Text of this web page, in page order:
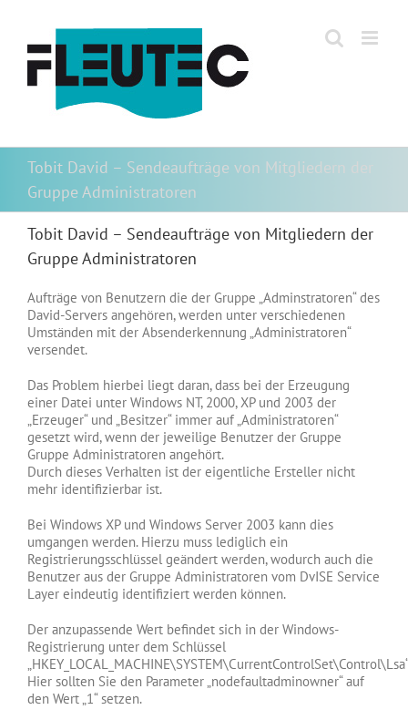
springen
Tobit David – Sendeaufträge von Mitgliedern der
Gruppe Administratoren
Tobit David – Sendeaufträge von Mitgliedern der
Gruppe Administratoren
Aufträge von Benutzern die der Gruppe „Adminstratoren“ des
David-Servers angehören, werden unter verschiedenen
Umständen mit der Absenderkennung „Administratoren“
versendet.
Das Problem hierbei liegt daran, dass bei der Erzeugung
einer Datei unter Windows NT, 2000, XP und 2003 der
„Erzeuger“ und „Besitzer“ immer auf „Administratoren“
gesetzt wird, wenn der jeweilige Benutzer der Gruppe
Gruppe Administratoren angehört.
Durch dieses Verhalten ist der eigentliche Ersteller nicht
mehr identifizierbar ist.
Bei Windows XP und Windows Server 2003 kann dies
umgangen werden. Hierzu muss lediglich ein
Registrierungsschlüssel geändert werden, wodurch auch die
Benutzer aus der Gruppe Administratoren vom DvISE Service
Layer eindeutig identifiziert werden können.
Der anzupassende Wert befindet sich in der Windows-
Registrierung unter dem Schlüssel
Hier sollten Sie den Parameter „nodefaultadminowner“ auf
den Wert „1“ setzen.